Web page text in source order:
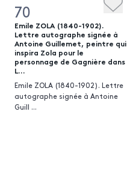
70
Emile ZOLA (1840-1902).
Lettre autographe signée à
Antoine Guillemet, peintre qui
inspira Zola pour le
personnage de Gagnière dans
L...
Emile ZOLA (1840-1902). Lettre
autographe signée à Antoine
Guill ...